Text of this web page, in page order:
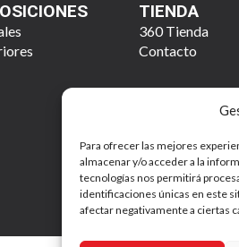
Para ofrecer las mejores
almacenar y/o acceder a la
tecnologías nos permitirá
identificaciones únicas en este
afectar negativamente a ciertas
TIENDA
360 Tienda
Contacto
Política de